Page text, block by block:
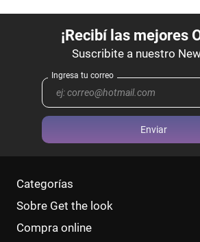
Enviar
Categorías
Sobre Get the look
Compra online